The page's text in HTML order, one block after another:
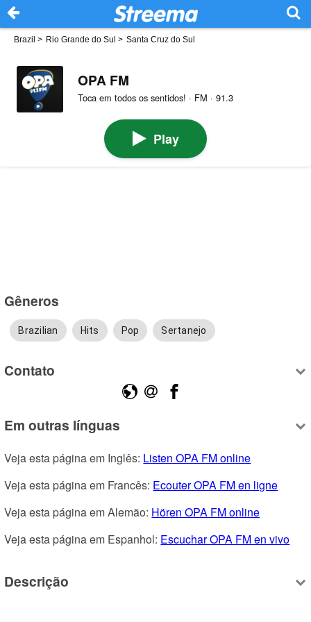
Brazil > Rio Grande do Sul > Santa Cruz do Sul
OPA FM
Toca em todos os sentidos! · FM · 91.3
Play
Gêneros
Brazilian Hits Pop Sertanejo
Contato
Em outras línguas
Veja esta página em Inglês: Listen OPA FM online
Veja esta página em Francês: Ecouter OPA FM en ligne
Veja esta página em Alemão: Hören OPA FM online
Veja esta página em Espanhol: Escuchar OPA FM en vivo
Descrição